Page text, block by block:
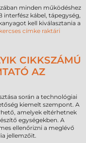
minden működéshez
interfész kábel, tápegység,
kell kiválasztania a
címke raktári
CIKKSZÁMÚ
AZ
során a technológiai
kiemelt szempont. A
amelyek eltérhetnek
egységekben. A
ellenőrizni a meglévő
jellemzőit.